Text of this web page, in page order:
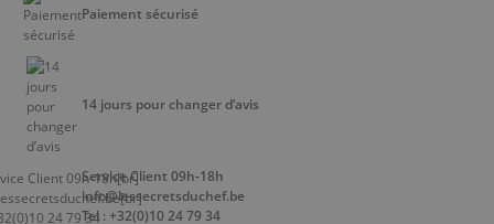
Paiement sécurisé
14 jours pour changer d’avis
Service Client 09h-18h
info@lessecretsduchef.be
Tel : +32(0)10 24 79 34